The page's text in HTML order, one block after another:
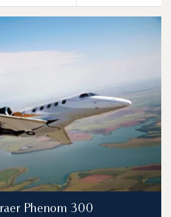
Phenom 300